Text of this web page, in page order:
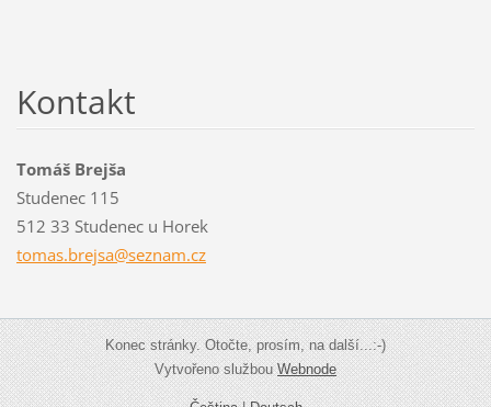
Kontakt
Tomáš Brejša
Studenec 115
512 33 Studenec u Horek
tomas.brejsa@seznam.cz
Konec stránky. Otočte, prosím, na další...:-)
Vytvořeno službouWebnode